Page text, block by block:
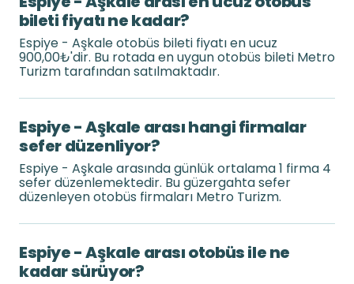
bileti fiyatı ne kadar?
Espiye - Aşkale otobüs bileti fiyatı en ucuz
900,00₺'dir. Bu rotada en uygun otobüs bileti Metro
Turizm tarafından satılmaktadır.
Espiye - Aşkale arası hangi firmalar
sefer düzenliyor?
Espiye - Aşkale arasında günlük ortalama 1 firma 4
sefer düzenlemektedir. Bu güzergahta sefer
düzenleyen otobüs firmaları Metro Turizm.
Espiye - Aşkale arası otobüs ile ne
kadar sürüyor?